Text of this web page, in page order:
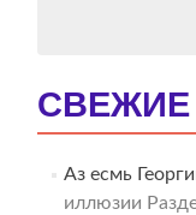
Аз есмь
иллюзии